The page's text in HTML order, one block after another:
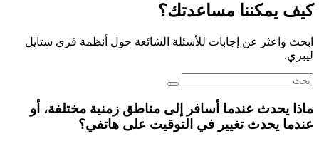
كيف يمكننا مساعدتك؟
ابحث واعثر عن إجابات للأسئلة الشائعة حول أنظمة فري ستايل
ليبري.
ماذا يحدث عندما أسافر إلى مناطق زمنية مختلفة، أو
عندما يحدث تغيير في التوقيت على هاتفي؟